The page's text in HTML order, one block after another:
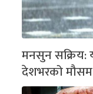
मनसुन सक्रिय:
देशभरको